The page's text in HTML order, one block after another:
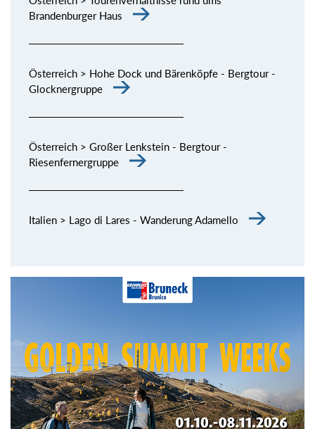
Brandenburger Haus
Österreich > Hohe Dock und Bärenköpfe - Bergtour -
Glocknergruppe
Österreich > Großer Lenkstein - Bergtour -
Riesenfernergruppe
Italien > Lago di Lares - Wanderung Adamello